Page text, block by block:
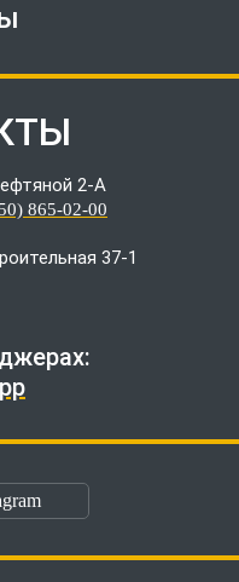
2-А
865-02-00
37-1